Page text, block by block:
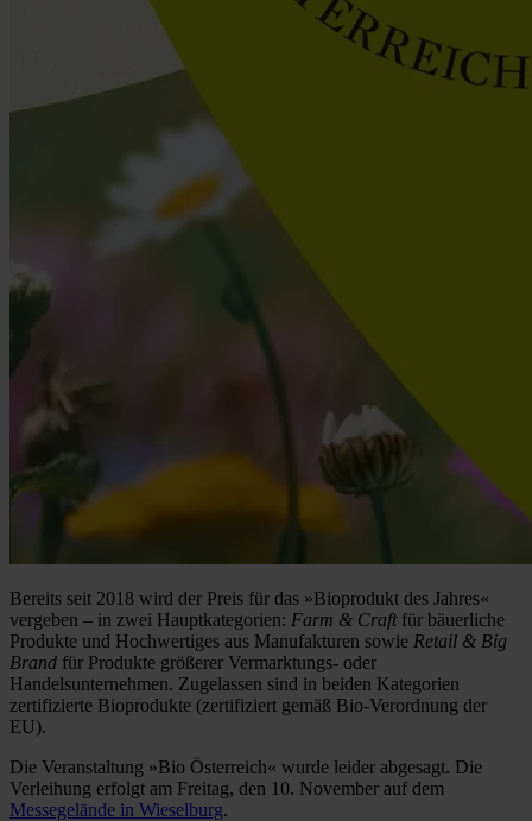
Bereits seit 2018 wird der Preis für das »Bioprodukt des Jahres«
vergeben – in zwei Hauptkategorien: Farm & Craftfür bäuerliche
Produkte und Hochwertiges aus Manufakturen sowie Retail & Big
Brand für Produkte größerer Vermarktungs- oder
Handelsunternehmen. Zugelassen sind in beiden Kategorien
zertifizierte Bioprodukte (zertifiziert gemäß Bio-Verordnung der
EU).
Die Veranstaltung »Bio Österreich« wurde leider abgesagt. Die
Verleihung erfolgt am Freitag, den 10. November auf dem
Messegelände in Wieselburg.